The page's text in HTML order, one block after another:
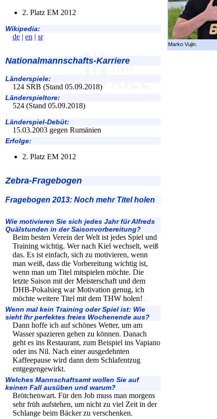
2. Platz EM 2012
Wikipedia:
de | en | sr
Nationalmannschafts-Karriere
Länderspiele:
124 SRB (Stand 05.09.2018)
Länderspieltore:
524 (Stand 05.09.2018)
Länderspiel-Debüt:
15.03.2003 gegen Rumänien
Erfolge:
2. Platz EM 2012
Zebra-Fragebogen
Fragebogen 2013: Noch mehr Titel holen
Wie motivieren Sie sich jedes Jahr für Alfreds
Quälstunden in der Saisonvorbereitung?
Beim besten Verein der Welt ist jedes Spiel und
Training wichtig. Wer nach Kiel wechselt, weiß
das. Es ist einfach, sich zu motivieren, wenn
man weiß, dass die Vorbereitung wichtig ist,
wenn man um Titel mitspielen möchte. Die
letzte Saison mit der Meisterschaft und dem
DHB-Pokalsieg war Motivation genug, ich
möchte weitere Titel mit dem THW holen!
Wenn mal kein Training oder Spiel ist: Wie
sieht Ihr perfektes freies Wochenende aus?
Dann hoffe ich auf schönes Wetter, um am
Wasser spazieren gehen zu können. Danach
geht es ins Restaurant, zum Beispiel ins Vapiano
oder ins Nil. Nach einer ausgedehnten
Kaffeepause wird dann dem Schlafentzug
entgegengewirkt.
Welches Mannschaftsamt wollen Sie auf
keinen Fall ausüben und warum?
Brötchenwart. Für den Job muss man morgens
sehr früh aufstehen, um nicht zu viel Zeit in der
Schlange beim Bäcker zu verschenken.
Marko Vujin.